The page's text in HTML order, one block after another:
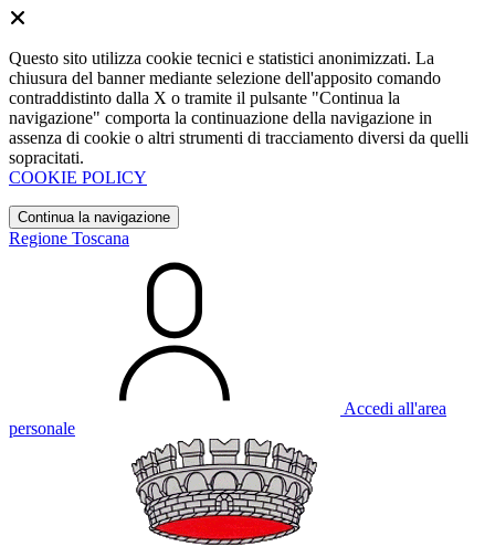
Questo sito utilizza cookie tecnici e statistici anonimizzati. La
chiusura del banner mediante selezione dell'apposito comando
contraddistinto dalla X o tramite il pulsante "Continua la
navigazione" comporta la continuazione della navigazione in
assenza di cookie o altri strumenti di tracciamento diversi da quelli
sopracitati.
COOKIE POLICY
Continua la navigazione
Regione Toscana
Accedi all'area
personale